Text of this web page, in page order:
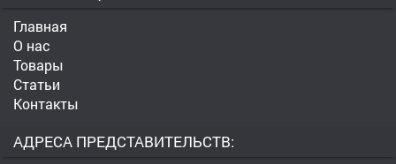
Главная
О нас
Товары
Статьи
Контакты
АДРЕСА ПРЕДСТАВИТЕЛЬСТВ: